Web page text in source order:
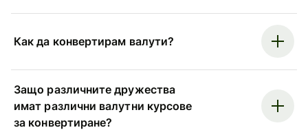
Как да конвертирам валути?
Защо различните дружества
имат различни валутни курсове
за конвертиране?